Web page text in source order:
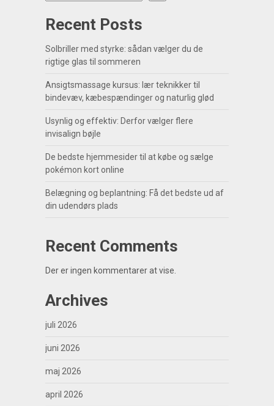
Recent Posts
Solbriller med styrke: sådan vælger du de
rigtige glas til sommeren
Ansigtsmassage kursus: lær teknikker til
bindevæv, kæbespændinger og naturlig glød
Usynlig og effektiv: Derfor vælger flere
invisalign bøjle
De bedste hjemmesider til at købe og sælge
pokémon kort online
Belægning og beplantning: Få det bedste ud af
din udendørs plads
Recent Comments
Der er ingen kommentarer at vise.
Archives
juli 2026
juni 2026
maj 2026
april 2026